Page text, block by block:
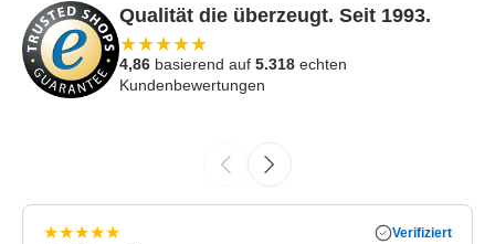
Qualität die überzeugt. Seit 1993.
★★★★★
4,86 basierend auf 5.318 echten
Kundenbewertungen
★★★★★ Verifiziert